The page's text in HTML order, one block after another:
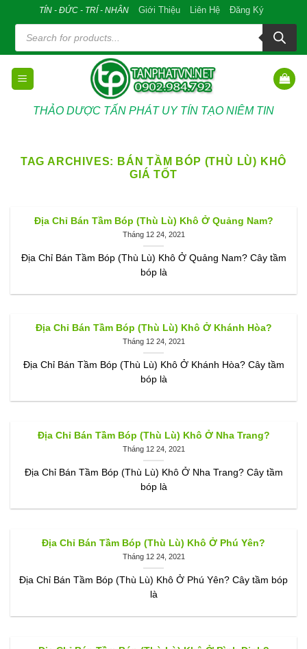
content
TÍN - ĐỨC - TRÍ - NHÂN Giới Thiệu Liên Hệ Đăng Ký
Tìm
kiếm
sản
phẩm
THẢO DƯỢC TẤN PHÁT UY TÍN TẠO NIÊM TIN
TAG ARCHIVES: BÁN TẦM BÓP (THÙ LÙ) KHÔ
GIÁ TỐT
Địa Chỉ Bán Tầm Bóp (Thù Lù) Khô Ở Quảng Nam?
Tháng 12 24, 2021
Địa Chỉ Bán Tầm Bóp (Thù Lù) Khô Ở Quảng Nam? Cây tầm
bóp là
Địa Chỉ Bán Tầm Bóp (Thù Lù) Khô Ở Khánh Hòa?
Tháng 12 24, 2021
Địa Chỉ Bán Tầm Bóp (Thù Lù) Khô Ở Khánh Hòa? Cây tầm
bóp là
Địa Chỉ Bán Tầm Bóp (Thù Lù) Khô Ở Nha Trang?
Tháng 12 24, 2021
Địa Chỉ Bán Tầm Bóp (Thù Lù) Khô Ở Nha Trang? Cây tầm
bóp là
Địa Chỉ Bán Tầm Bóp (Thù Lù) Khô Ở Phú Yên?
Tháng 12 24, 2021
Địa Chỉ Bán Tầm Bóp (Thù Lù) Khô Ở Phú Yên? Cây tầm bóp
là